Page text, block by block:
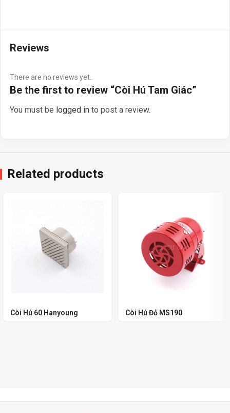
Reviews
There are no reviews yet.
Be the first to review “Còi Hú Tam Giác”
You must be logged in to post a review.
Related products
Còi Hú 60 Hanyoung Còi Hú Đỏ MS190